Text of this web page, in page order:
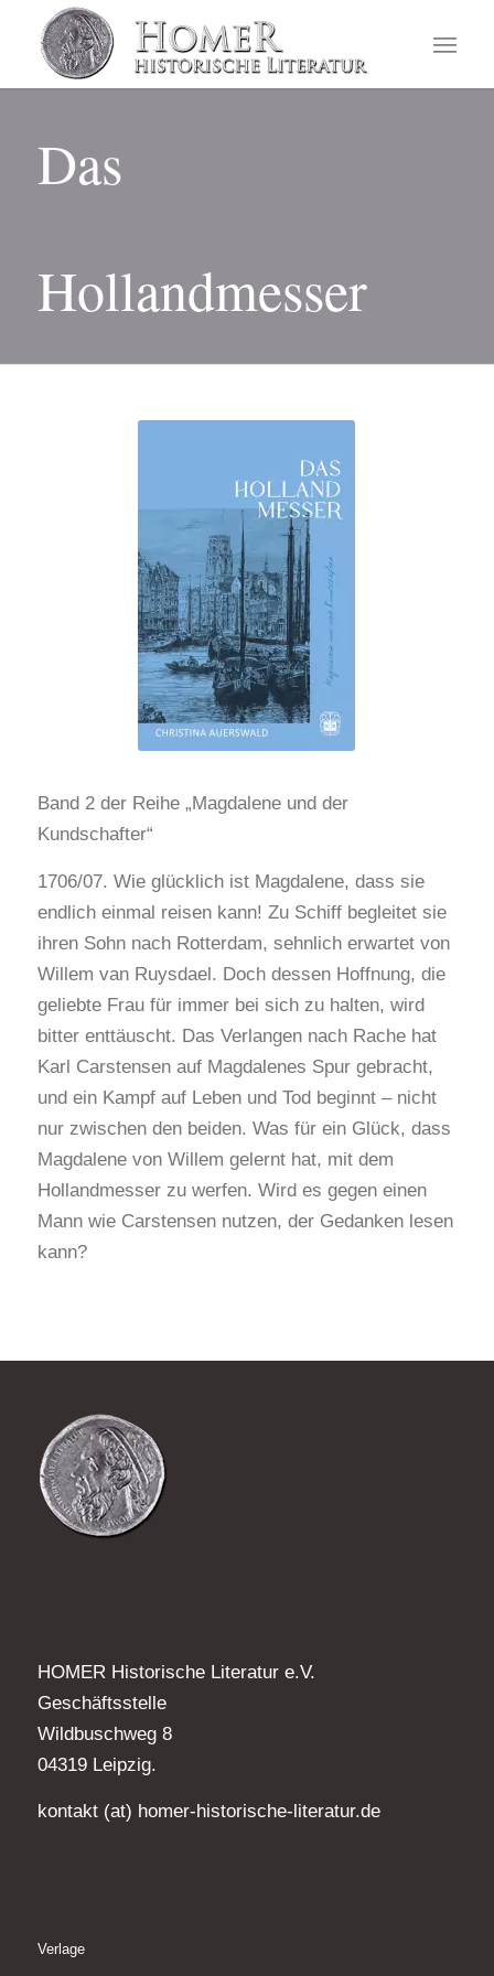
Das
Hollandmesser
Band 2 der Reihe „Magdalene und der
Kundschafter“
1706/07. Wie glücklich ist Magdalene, dass sie
endlich einmal reisen kann! Zu Schiff begleitet sie
ihren Sohn nach Rotterdam, sehnlich erwartet von
Willem van Ruysdael. Doch dessen Hoffnung, die
geliebte Frau für immer bei sich zu halten, wird
bitter enttäuscht. Das Verlangen nach Rache hat
Karl Carstensen auf Magdalenes Spur gebracht,
und ein Kampf auf Leben und Tod beginnt – nicht
nur zwischen den beiden. Was für ein Glück, dass
Magdalene von Willem gelernt hat, mit dem
Hollandmesser zu werfen. Wird es gegen einen
Mann wie Carstensen nutzen, der Gedanken lesen
kann?
HOMER Historische Literatur e.V.
Geschäftsstelle
Wildbuschweg 8
04319 Leipzig.
kontakt (at) homer-historische-literatur.de
Verlage